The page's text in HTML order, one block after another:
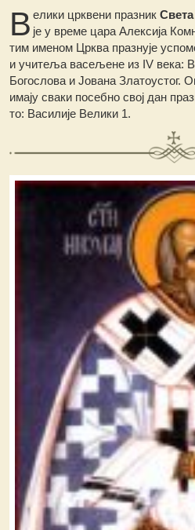
В елики црквени празник
је у време цара Алексија
тим именом Црква празнује
и учитеља васељене из IV века:
Богослова и Јована Златоустог.
имају сваки посебно свој дан
то: Василије Велики 1.